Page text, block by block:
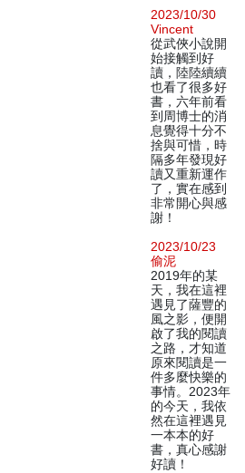
2023/10/30
Vincent
從武俠小說開
始接觸到好
讀，陸陸續續
也看了很多好
書，六年前看
到周博士的消
息覺得十分不
捨與可惜，時
隔多年發現好
讀又重新運作
了，實在感到
非常開心與感
謝！
2023/10/23
偷泥
2019年的某
天，我在這裡
遇見了薩豐的
風之影，便開
啟了我的閱讀
之路，才知道
原來閱讀是一
件多麼快樂的
事情。2023年
的今天，我依
然在這裡遇見
一本本的好
書，真心感謝
好讀！